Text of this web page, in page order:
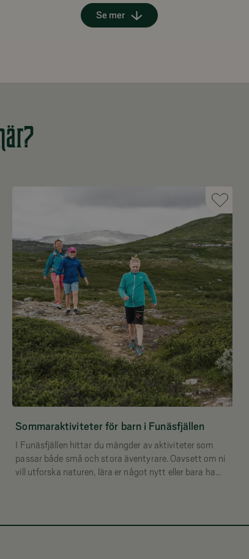
Se mer
Sommaraktiviteter för barn i Funäsfjällen
I Funäsfjällen hittar du mängder av aktiviteter som
passar både små och stora äventyrare. Oavsett om ni
vill utforska naturen, lära er något nytt eller bara ha